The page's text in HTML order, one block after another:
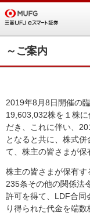
～ご案内
2019年8月8日開催の
19,603,032株を１株
だき、これに伴い、
となると共に、株式
て、株主の皆さまが保
株主の皆さまが保有
235条その他の関係法
許可を得て、LDF合同
り得られた代金を端